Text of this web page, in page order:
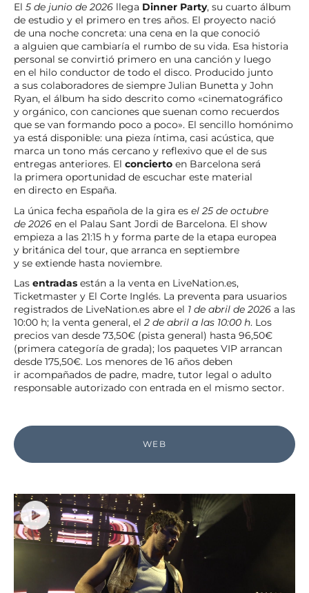
El 5 de junio de 2026 llega Dinner Party, su cuarto álbum
de estudio y el primero en tres años. El proyecto nació
de una noche concreta: una cena en la que conoció
a alguien que cambiaría el rumbo de su vida. Esa historia
personal se convirtió primero en una canción y luego
en el hilo conductor de todo el disco. Producido junto
a sus colaboradores de siempre Julian Bunetta y John
Ryan, el álbum ha sido descrito como «cinematográfico
y orgánico, con canciones que suenan como recuerdos
que se van formando poco a poco». El sencillo homónimo
ya está disponible: una pieza íntima, casi acústica, que
marca un tono más cercano y reflexivo que el de sus
entregas anteriores. El concierto en Barcelona será
la primera oportunidad de escuchar este material
en directo en España.
La única fecha española de la gira es el 25 de octubre
de 2026 en el Palau Sant Jordi de Barcelona. El show
empieza a las 21:15 h y forma parte de la etapa europea
y británica del tour, que arranca en septiembre
y se extiende hasta noviembre.
Las entradas están a la venta en LiveNation.es,
Ticketmaster y El Corte Inglés. La preventa para usuarios
registrados de LiveNation.es abre el 1 de abril de 2026 a las
10:00 h; la venta general, el 2 de abril a las 10:00 h. Los
precios van desde 73,50€ (pista general) hasta 96,50€
(primera categoría de grada); los paquetes VIP arrancan
desde 175,50€. Los menores de 16 años deben
ir acompañados de padre, madre, tutor legal o adulto
responsable autorizado con entrada en el mismo sector.
WEB